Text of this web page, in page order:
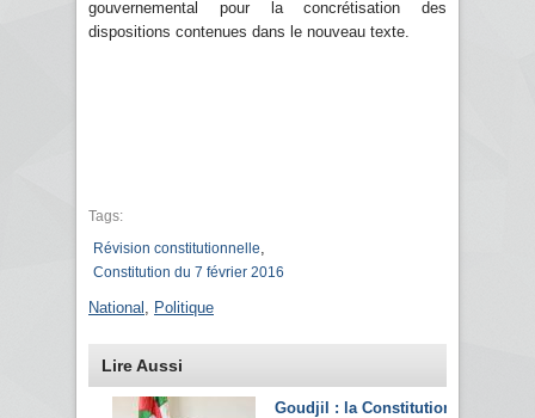
gouvernemental pour la concrétisation des
dispositions contenues dans le nouveau texte.
Tags:
Révision constitutionnelle
Constitution du 7 février 2016
National Politique
Lire Aussi
Goudjil : la Constitution